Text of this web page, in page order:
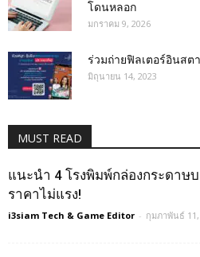
โดนหลอก
มกราคม 9, 2026
ร่วมถ่ายฟิลเตอร์อินสต
มิถุนายน 14, 2023
MUST READ
แนะนำ 4 โรงพิมพ์กล่องกระดาษ
ราคาไม่แรง!
i3siam Tech & Game Editor - กุมภาพันธ์ 11,